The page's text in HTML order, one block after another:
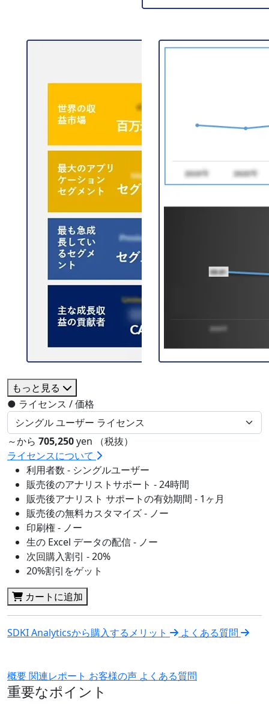
もっと見る
● ライセンス / 価格
～から 705,250yen （税抜）
ライセンスについて
利用者数 - シングルユーザー
販売後のアナリストサポート - 24時間
販売後アナリスト サポートの有効期間 - 1ヶ月
販売後の無料カスタマイズ - ノー
印刷権 - ノー
生の Excel データの配信 - ノー
次回購入割引 - 20%
20%割引をゲット
カートに追加
SDKI Analyticsから購入するメリット よくある質問
概要関連レポート お客様の声 よくある質問
重要なポイント